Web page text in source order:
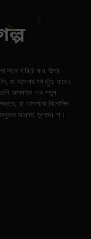
সাথে হারিয়ে যান গল্পের
যা আপনার মন ছুঁয়ে যাবে।
আপনাকে এক নতুন
যা আপনাকে বিনোদিত
জানাতে ভুলবেন না।